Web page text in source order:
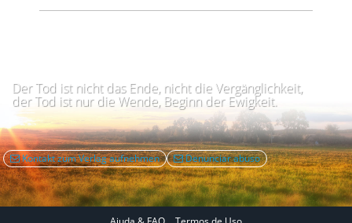
Der Tod ist nicht das Ende, nicht die Vergänglichkeit,
der Tod ist nur die Wende, Beginn der Ewigkeit.
Kontakt zum Verlag aufnehmen Denunciar abuso